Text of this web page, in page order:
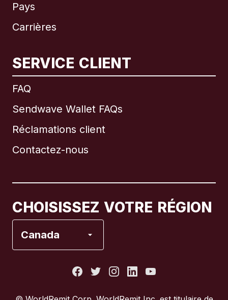
Pays
Carrières
SERVICE CLIENT
FAQ
Sendwave Wallet FAQs
Réclamations client
Contactez-nous
CHOISISSEZ VOTRE RÉGION
Canada
International English
Brésil